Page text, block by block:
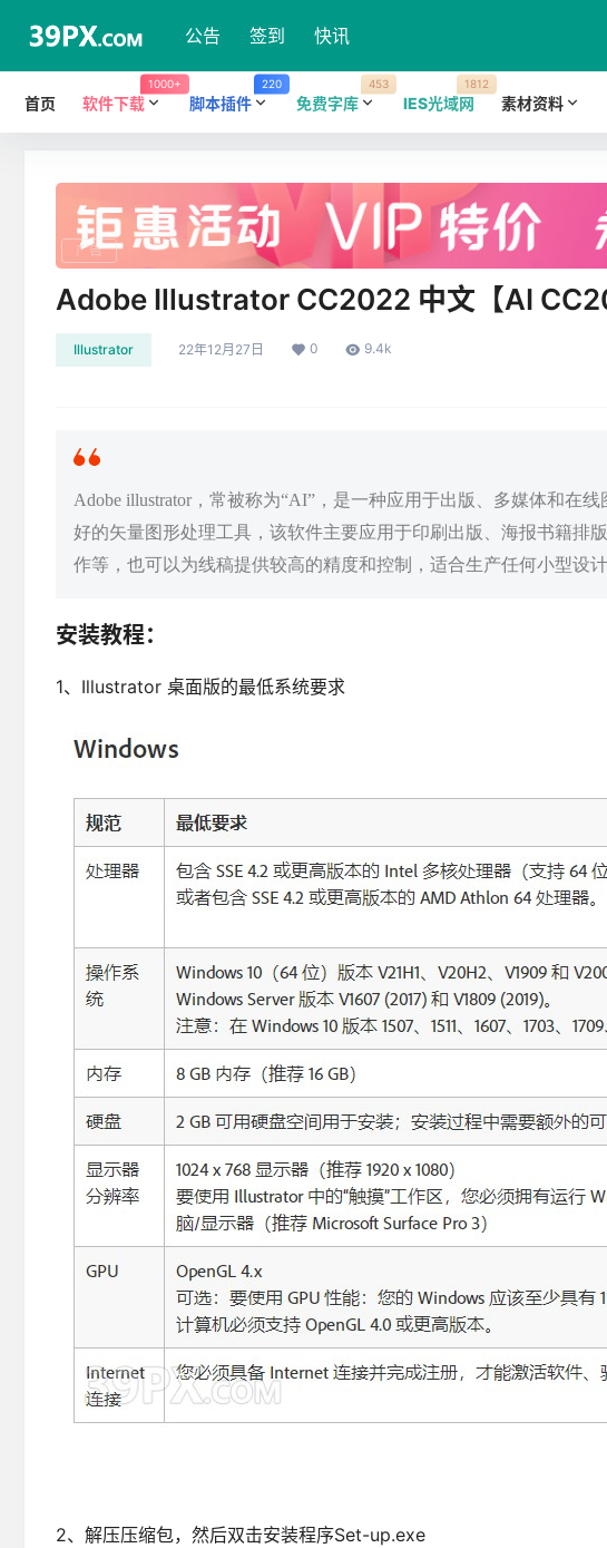
公告 签到 快讯
首页 软件下载
1000+
脚本插件
220
免费字库
453
IES光域网
1812
素材资料
广告
Adobe Illustrator CC2022 中文【AI
Illustrator 22年12月27日 0 9.4k
Adobe illustrator，常被称为“AI”，是一种应用于出版、多媒体和在
好的矢量图形处理工具，该软件主要应用于印刷出版、海报书籍排
作等，也可以为线稿提供较高的精度和控制，适合生产任何小型设
安装教程：
1、Illustrator 桌面版的最低系统要求
2、解压压缩包，然后双击安装程序Set-up.exe